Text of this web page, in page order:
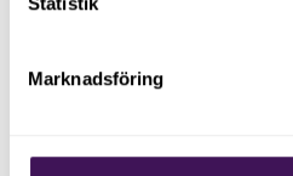
Marknadsföring
en weekend med
det bli en resa till Prag